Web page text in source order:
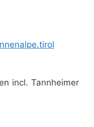
incl. Tannheimer